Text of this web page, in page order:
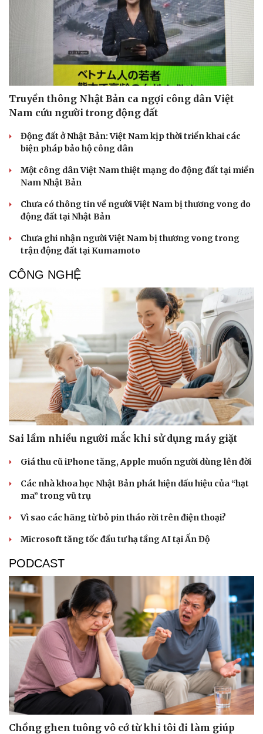
Doanh nghiệp
Thông tin doanh nghiệp
Doanh nghiệp 24h
Doanh nhân
Vì cộng đồng
Công nghệ
Sành điệu
Tin Công nghệ
Trải nghiệm
Chuyển đổi số
Truyền thông Nhật Bản ca ngợi công dân Việt
Nam cứu người trong động đất
Động đất ở Nhật Bản: Việt Nam kịp thời triển khai các
biện pháp bảo hộ công dân
Một công dân Việt Nam thiệt mạng do động đất tại miền
Nam Nhật Bản
Chưa có thông tin về người Việt Nam bị thương vong do
động đất tại Nhật Bản
Chưa ghi nhận người Việt Nam bị thương vong trong
trận động đất tại Kumamoto
CÔNG NGHỆ
Sai lầm nhiều người mắc khi sử dụng máy giặt
Giá thu cũ iPhone tăng, Apple muốn người dùng lên đời
Các nhà khoa học Nhật Bản phát hiện dấu hiệu của “hạt
ma” trong vũ trụ
Vì sao các hãng từ bỏ pin tháo rời trên điện thoại?
Microsoft tăng tốc đầu tư hạ tầng AI tại Ấn Độ
PODCAST
Chồng ghen tuông vô cớ từ khi tôi đi làm giúp